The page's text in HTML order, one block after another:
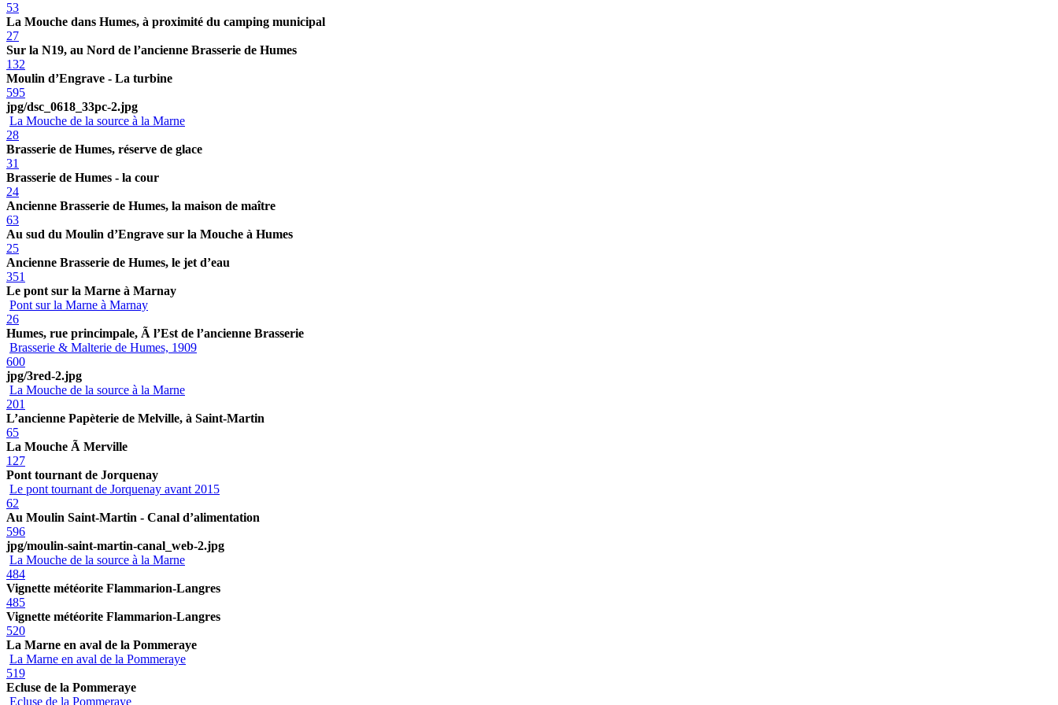
53
La Mouche dans Humes, à proximité du camping municipal
27
Sur la N19, au Nord de l’ancienne Brasserie de Humes
132
Moulin d’Engrave - La turbine
595
jpg/dsc_0618_33pc-2.jpg
La Mouche de la source à la Marne
28
Brasserie de Humes, réserve de glace
31
Brasserie de Humes - la cour
24
Ancienne Brasserie de Humes, la maison de maître
63
Au sud du Moulin d’Engrave sur la Mouche à Humes
25
Ancienne Brasserie de Humes, le jet d’eau
351
Le pont sur la Marne à Marnay
Pont sur la Marne à Marnay
26
Humes, rue princimpale, Ã l’Est de l’ancienne Brasserie
Brasserie & Malterie de Humes, 1909
600
jpg/3red-2.jpg
La Mouche de la source à la Marne
201
L’ancienne Papèterie de Melville, à Saint-Martin
65
La Mouche Ã Merville
127
Pont tournant de Jorquenay
Le pont tournant de Jorquenay avant 2015
62
Au Moulin Saint-Martin - Canal d’alimentation
596
jpg/moulin-saint-martin-canal_web-2.jpg
La Mouche de la source à la Marne
484
Vignette météorite Flammarion-Langres
485
Vignette météorite Flammarion-Langres
520
La Marne en aval de la Pommeraye
La Marne en aval de la Pommeraye
519
Ecluse de la Pommeraye
Ecluse de la Pommeraye